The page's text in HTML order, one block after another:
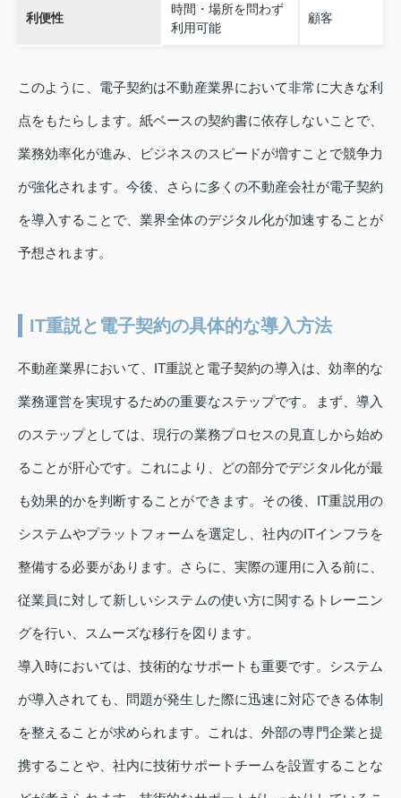
利便性
時間・場所を問わず
利用可能
顧客
このように、電子契約は不動産業界において非常に大きな利
点をもたらします。紙ベースの契約書に依存しないことで、
業務効率化が進み、ビジネスのスピードが増すことで競争力
が強化されます。今後、さらに多くの不動産会社が電子契約
を導入することで、業界全体のデジタル化が加速することが
予想されます。
IT重説と電子契約の具体的な導入方法
不動産業界において、IT重説と電子契約の導入は、効率的な
業務運営を実現するための重要なステップです。まず、導入
のステップとしては、現行の業務プロセスの見直しから始め
ることが肝心です。これにより、どの部分でデジタル化が最
も効果的かを判断することができます。その後、IT重説用の
システムやプラットフォームを選定し、社内のITインフラを
整備する必要があります。さらに、実際の運用に入る前に、
従業員に対して新しいシステムの使い方に関するトレーニン
グを行い、スムーズな移行を図ります。
導入時においては、技術的なサポートも重要です。システム
が導入されても、問題が発生した際に迅速に対応できる体制
を整えることが求められます。これは、外部の専門企業と提
携することや、社内に技術サポートチームを設置することな